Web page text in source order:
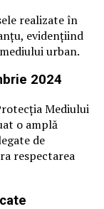
realizate în
evidențiind
urban.
2024
Mediului
o amplă
de
respectarea